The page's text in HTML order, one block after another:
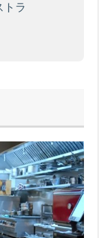
トラ